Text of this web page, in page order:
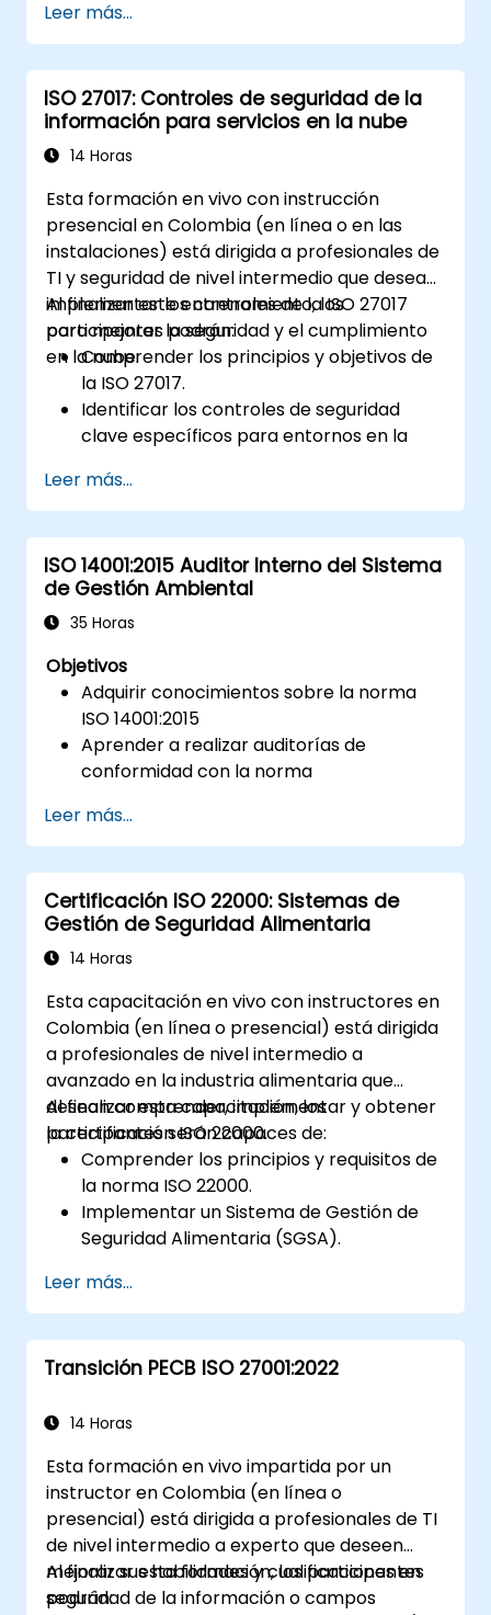
Leer más...
ISO 27017: Controles de seguridad de la
información para servicios en la nube
14 Horas
Esta formación en vivo con instrucción
presencial en Colombia (en línea o en las
instalaciones) está dirigida a profesionales de
TI y seguridad de nivel intermedio que desean
implementar los controles de la ISO 27017
para mejorar la seguridad y el cumplimiento
en la nube.
Al finalizar este entrenamiento, los
participantes podrán:
Comprender los principios y objetivos de
la ISO 27017.
Identificar los controles de seguridad
clave específicos para entornos en la
Implementar controles de la ISO 27017
dentro de proveedores de servicios en la
nube y clientes de la nube.
Alinear las estrategias de seguridad en la
nube con los requisitos de la ISO 27001.
Garantizar el cumplimiento de las
seguridad en la nube.
Leer más...
ISO 14001:2015 Auditor Interno del Sistema
de Gestión Ambiental
35 Horas
Objetivos
Adquirir conocimientos sobre la norma
ISO 14001:2015
Aprender a realizar auditorías de
conformidad con la norma
materia
Leer más...
Certificación ISO 22000: Sistemas de
Gestión de Seguridad Alimentaria
14 Horas
Esta capacitación en vivo con instructores en
Colombia (en línea o presencial) está dirigida
a profesionales de nivel intermedio a
avanzado en la industria alimentaria que
desean comprender, implementar y obtener
la certificación ISO 22000.
Al finalizar esta capacitación, los
participantes serán capaces de:
Comprender los principios y requisitos de
la norma ISO 22000.
Implementar un Sistema de Gestión de
Seguridad Alimentaria (SGSA).
relacionados con la seguridad de los
alimentos mediante los principios del
HACCP.
Prepararse para las auditorías de
Asegurar el cumplimiento de las
seguridad alimentaria.
Leer más...
Transición PECB ISO 27001:2022
14 Horas
Esta formación en vivo impartida por un
instructor en Colombia (en línea o
presencial) está dirigida a profesionales de TI
de nivel intermedio a experto que deseen
mejorar sus habilidades y cualificaciones en
seguridad de la información o campos
Al finalizar esta formación, los participantes
podrán: